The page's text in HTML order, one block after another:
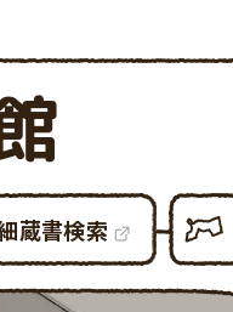
蔵書検索